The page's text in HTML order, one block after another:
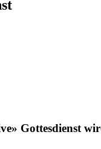
Gottesdienst